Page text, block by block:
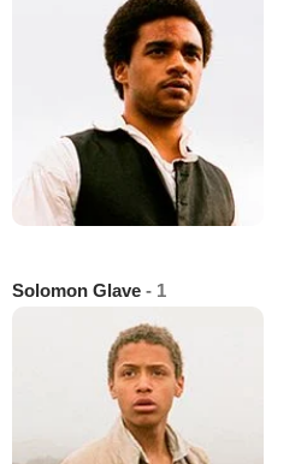
Solomon Glave - 1